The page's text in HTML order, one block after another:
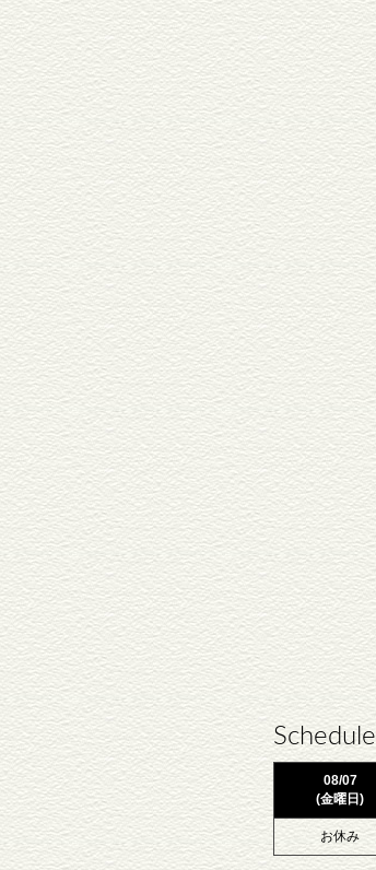
Schedule
08/07
(金曜日)
お休み